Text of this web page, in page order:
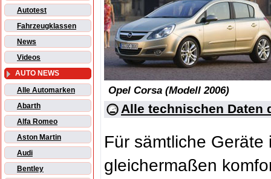
Autotest
Fahrzeugklassen
News
Videos
AUTO NEWS
Alle Automarken
Abarth
Alfa Romeo
Aston Martin
Audi
Bentley
Opel Corsa (Modell 2006)
Alle technischen Daten
Für sämtliche Geräte
gleichermaßen